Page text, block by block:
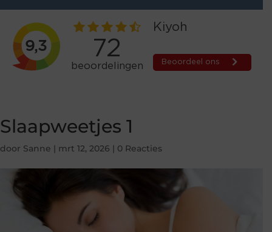
Slaapweetjes 1
door Sanne | mrt 12, 2026 | 0 Reacties